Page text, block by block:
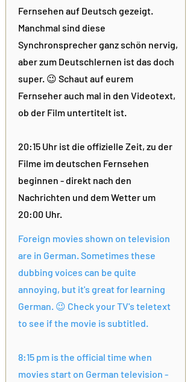
Fernsehen auf Deutsch gezeigt.
Manchmal sind diese
Synchronsprecher ganz schön nervig,
aber zum Deutschlernen ist das doch
super. 😉 Schaut auf eurem
Fernseher auch mal in den Videotext,
ob der Film untertitelt ist.
20:15 Uhr ist die offizielle Zeit, zu der
Filme im deutschen Fernsehen
beginnen - direkt nach den
Nachrichten und dem Wetter um
20:00 Uhr.
Foreign movies shown on television
are in German. Sometimes these
dubbing voices can be quite
annoying, but it's great for learning
German. 😉 Check your TV's teletext
to see if the movie is subtitled.
8:15 pm is the official time when
movies start on German television -